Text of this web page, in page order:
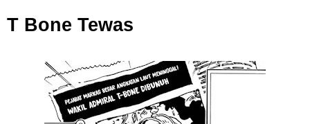
7 Fakta Elbaph One Piece, Menjadi Tempat Yang Sangat Ingin
7 Fakta Ivankov One Piece, Orang Yang Mampu Menipu Sensor
Wanita Milik Sanji
T Bone Tewas